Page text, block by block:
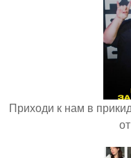
Приходи к нам в